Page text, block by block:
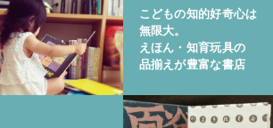
こどもの知的好奇心は
無限大。
えほん・知育玩具の
品揃えが豊富な書店